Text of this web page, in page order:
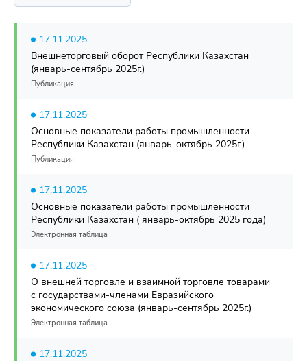
17.11.2025
Внешнеторговый оборот Республики Казахстан
(январь-сентябрь 2025г.)
Публикация
17.11.2025
Основные показатели работы промышленности
Республики Казахстан (январь-октябрь 2025г.)
Публикация
17.11.2025
Основные показатели работы промышленности
Республики Казахстан ( январь-октябрь 2025 года)
Электронная таблица
17.11.2025
О внешней торговле и взаимной торговле товарами
с государствами-членами Евразийского
экономического союза (январь-сентябрь 2025г.)
Электронная таблица
17.11.2025